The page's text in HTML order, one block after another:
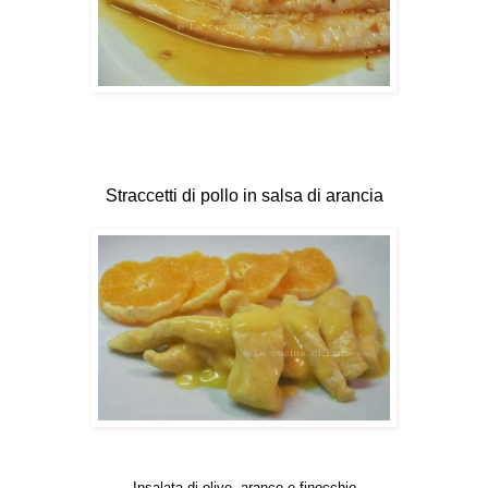
Straccetti di pollo in salsa di arancia